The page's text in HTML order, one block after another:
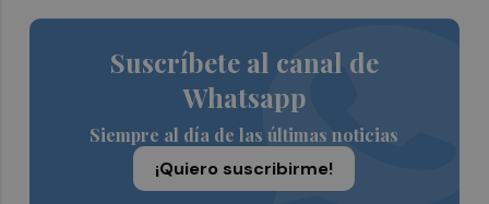
Suscríbete al canal de
Whatsapp
Siempre al día de las últimas noticias
¡Quiero suscribirme!